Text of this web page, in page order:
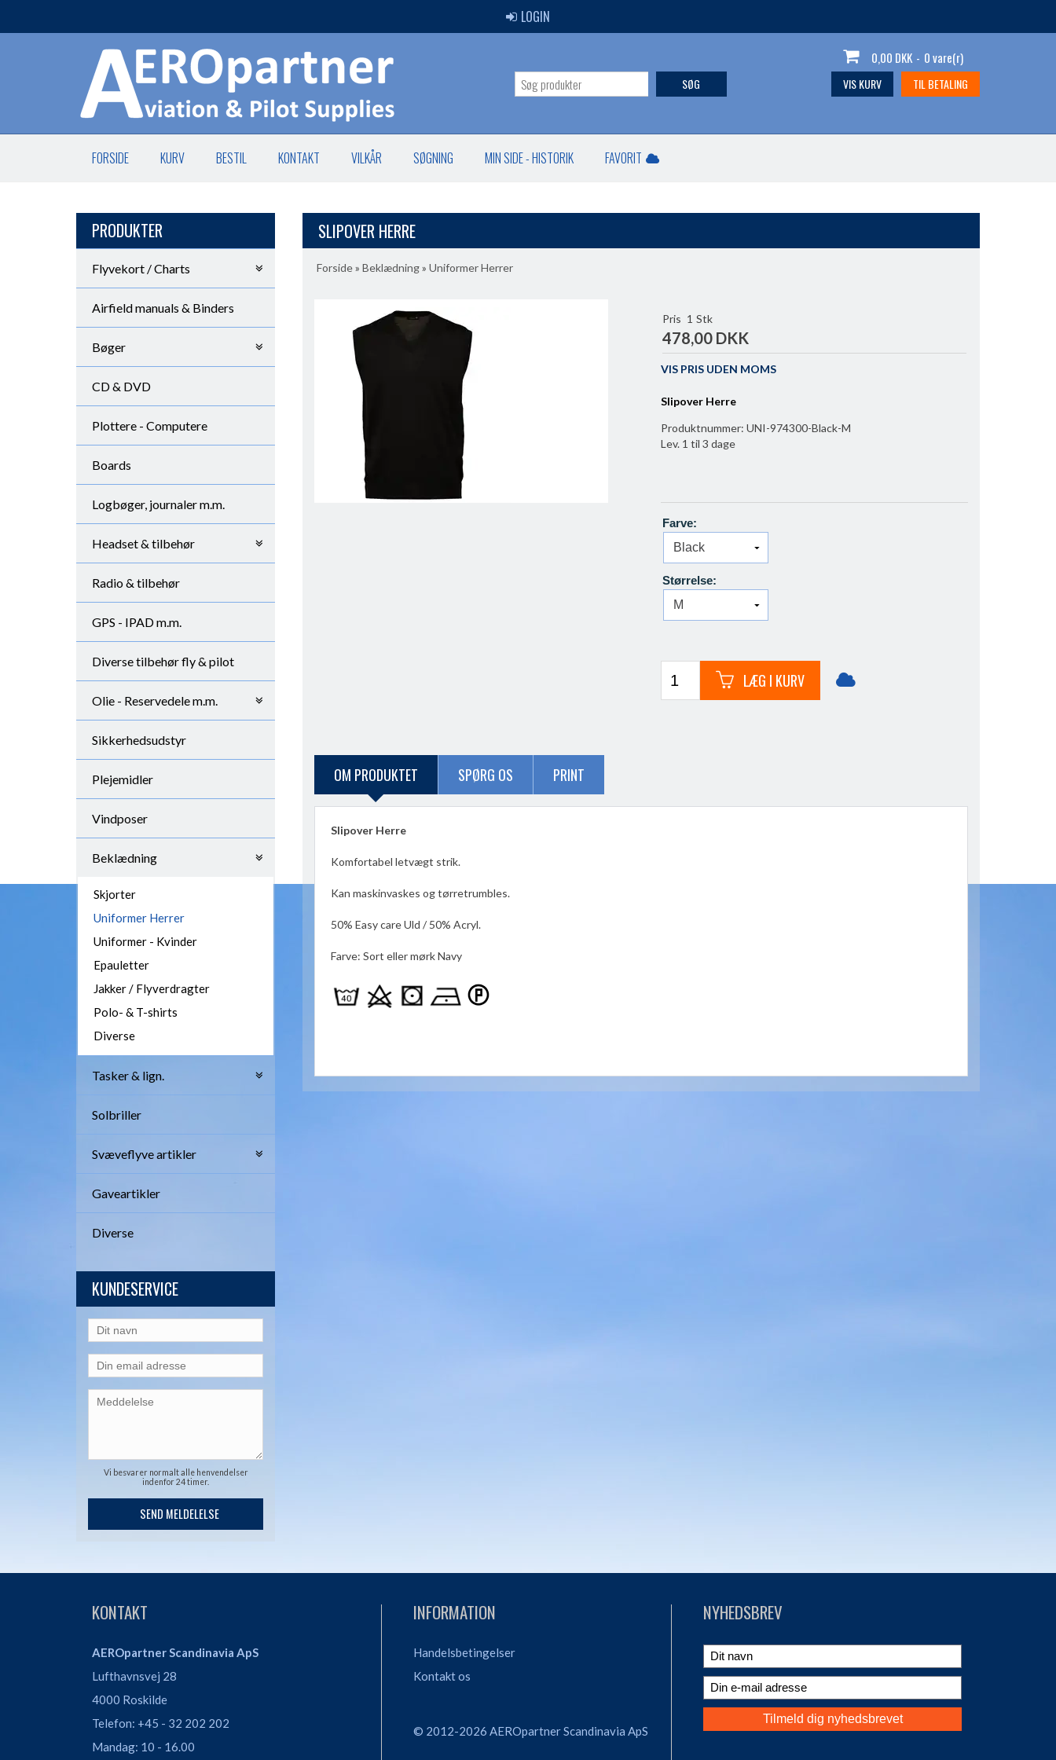
LOGIN
0,00 DKK - 0 vare(r)
VIS KURV TIL BETALING
FORSIDE KURV BESTIL KONTAKT VILKÅR SØGNING MIN SIDE - HISTORIK FAVORIT
SØG
PRODUKTER
Flyvekort / Charts
Airfield manuals & Binders
Bøger
CD & DVD
Plottere - Computere
Boards
Logbøger, journaler m.m.
Headset & tilbehør
Radio & tilbehør
GPS - IPAD m.m.
Diverse tilbehør fly & pilot
Olie - Reservedele m.m.
Sikkerhedsudstyr
Plejemidler
Vindposer
Beklædning
Skjorter
Uniformer Herrer
Uniformer - Kvinder
Epauletter
Jakker / Flyverdragter
Polo- & T-shirts
Diverse
Tasker & lign.
Solbriller
Svæveflyve artikler
Gaveartikler
Diverse
KUNDESERVICE
Vi besvarer normalt alle henvendelser
indenfor 24 timer.
SLIPOVER HERRE
Forside» Beklædning» Uniformer Herrer
Pris 1 Stk
478,00 DKK
VIS PRIS UDEN MOMS
Slipover Herre
Produktnummer: UNI-974300-Black-M
Lev. 1 til 3 dage
Farve:
Størrelse:
LÆG I KURV
OM PRODUKTET SPØRG OS PRINT
Slipover Herre
Komfortabel letvægt strik.
Kan maskinvaskes og tørretrumbles.
50% Easy care Uld / 50% Acryl.
Farve: Sort eller mørk Navy
KONTAKT
AEROpartner Scandinavia ApS
Lufthavnsvej 28
4000 Roskilde
Telefon: +45 - 32 202 202
Mandag: 10 - 16.00
INFORMATION
Handelsbetingelser
Kontakt os
© 2012-2026 AEROpartner Scandinavia ApS
NYHEDSBREV